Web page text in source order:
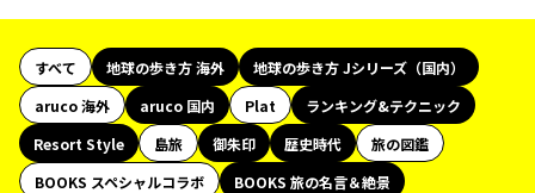
すべて 地球の歩き方 海外
地球の歩き方 Jシリーズ（国内）
aruco 海外
aruco 国内 Plat
ランキング&テクニック
Resort Style
島旅 御朱印 歴史時代
旅の図鑑
BOOKS スペシャルコラボ
BOOKS 旅の名言＆絶景